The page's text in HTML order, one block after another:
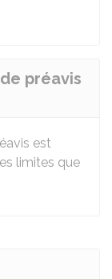
préavis
est
limites que